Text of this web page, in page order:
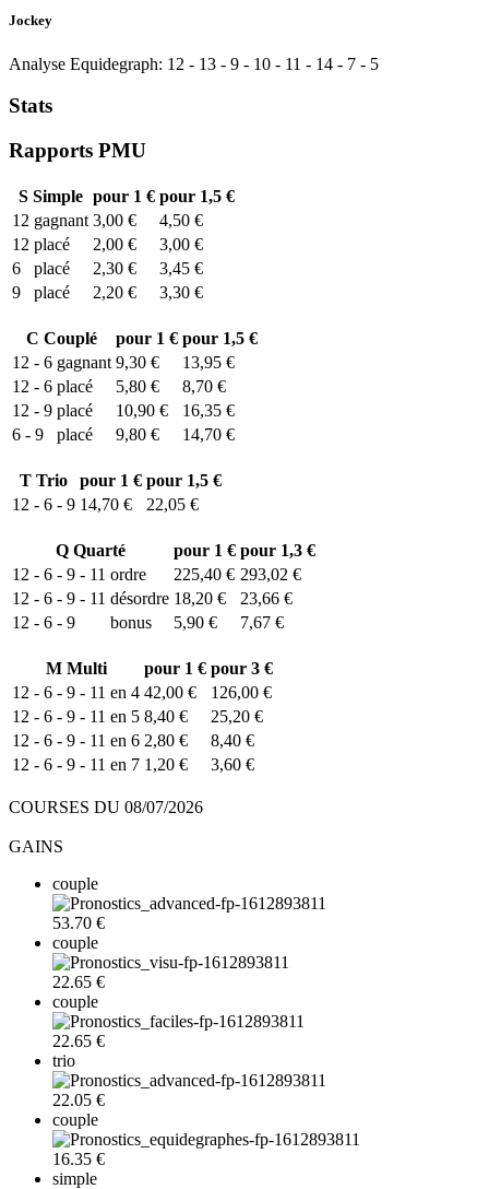
Jockey
Analyse Equidegraph: 12 - 13 - 9 - 10 - 11 - 14 - 7 - 5
Stats
Rapports PMU
SSimple pour 1 € pour 1,5 €
12 gagnant 3,00 €
4,50 €
12 placé 2,00 €
3,00 €
6
placé 2,30 €
3,45 €
9
placé 2,20 € 3,30 €
C Couplé pour 1 € pour 1,5 €
12 - 6 gagnant 9,30 €
13,95 €
12 - 6 placé 5,80 €
8,70 €
12 - 9 placé 10,90 €
16,35 €
6 - 9
placé 9,80 € 14,70 €
T Trio pour 1 € pour 1,5 €
12 - 6 - 9 14,70 € 22,05 €
Q Quarté pour 1 € pour 1,3 €
12 - 6 - 9 - 11 ordre 225,40 € 293,02 €
12 - 6 - 9 - 11 désordre 18,20 €
23,66 €
12 - 6 - 9
bonus 5,90 € 7,67 €
MMulti pour 1 € pour 3 €
12 - 6 - 9 - 11 en 4 42,00 €
126,00 €
12 - 6 - 9 - 11 en 5 8,40 €
25,20 €
12 - 6 - 9 - 11 en 6 2,80 €
8,40 €
12 - 6 - 9 - 11 en 7 1,20 € 3,60 €
COURSES DU 08/07/2026
GAINS
couple
53.70 €
couple
22.65 €
couple
22.65 €
trio
22.05 €
couple
16.35 €
simple